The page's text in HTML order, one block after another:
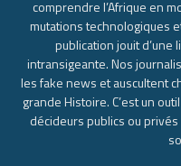
comprendre l’Afrique en
mutations technologiques
publication jouit d’une
intransigeante. Nos
les fake news et auscultent
grande Histoire. C’est un
décideurs publics ou